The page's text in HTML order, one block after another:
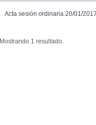
Acta sesión ordinaria 20/01/
Mostrando 1 resultado.